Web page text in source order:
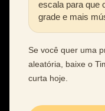
escala para que
grade e mais
Se você quer uma
aleatória, baixe o
curta hoje.